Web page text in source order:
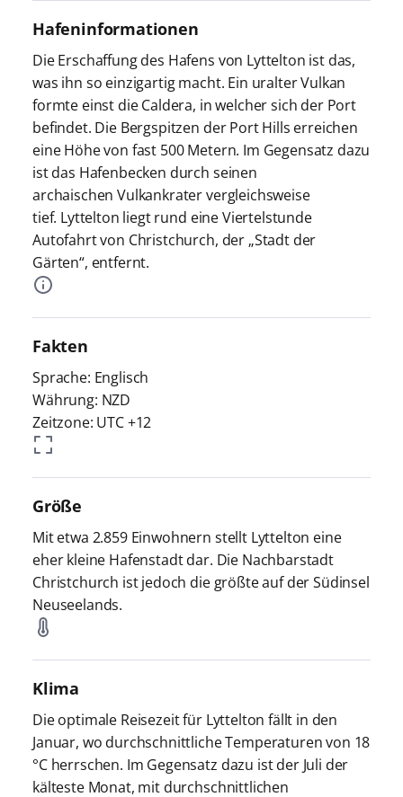
Hafeninformationen
Die Erschaffung des Hafens von Lyttelton ist das,
was ihn so einzigartig macht. Ein uralter Vulkan
formte einst die Caldera, in welcher sich der Port
befindet. Die Bergspitzen der Port Hills erreichen
eine Höhe von fast 500 Metern. Im Gegensatz dazu
ist das Hafenbecken durch seinen
archaischen Vulkankrater vergleichsweise
tief. Lyttelton liegt rund eine Viertelstunde
Autofahrt von Christchurch, der „Stadt der
Gärten“, entfernt.
Fakten
Sprache: Englisch
Währung: NZD
Zeitzone: UTC +12
Größe
Mit etwa 2.859 Einwohnern stellt Lyttelton eine
eher kleine Hafenstadt dar. Die Nachbarstadt
Christchurch ist jedoch die größte auf der Südinsel
Neuseelands.
Klima
Die optimale Reisezeit für Lyttelton fällt in den
Januar, wo durchschnittliche Temperaturen von 18
°C herrschen. Im Gegensatz dazu ist der Juli der
kälteste Monat, mit durchschnittlichen